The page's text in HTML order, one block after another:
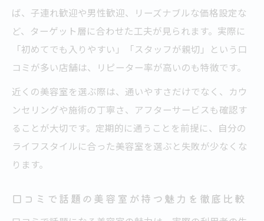
ば、子連れ歓迎や男性歓迎、リーズナブルな価格設定な
ど、ターゲット層に合わせた工夫が見られます。実際に
「初めてでも入りやすい」「スタッフが親切」という口
コミが多い店舗は、リピーター率が高いのも特徴です。
近くの美容室を選ぶ際は、通いやすさだけでなく、カウ
ンセリングや施術の丁寧さ、アフターサービスも確認す
ることが大切です。定期的に通うことを前提に、自分の
ライフスタイルに合った美容室を選ぶと失敗が少なくな
ります。
口コミで話題の美容室が持つ魅力を徹底比較